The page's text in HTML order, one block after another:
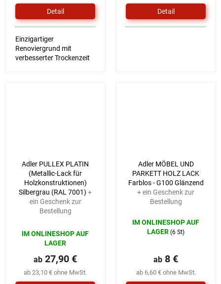
Detail
Einzigartiger
Renoviergrund mit
verbesserter Trockenzeit
Detail
Adler PULLEX PLATIN
(Metallic-Lack für
Holzkonstruktionen)
Silbergrau (RAL 7001) +
ein Geschenk zur
Bestellung
IM ONLINESHOP AUF
LAGER
ab 23,10 € ohne MwSt.
ab 27,90 €
Adler MÖBEL UND
PARKETT HOLZ LACK
Farblos - G100 Glänzend
+ ein Geschenk zur
Bestellung
IM ONLINESHOP AUF
LAGER (6 St)
ab 6,60 € ohne MwSt.
ab 8 €